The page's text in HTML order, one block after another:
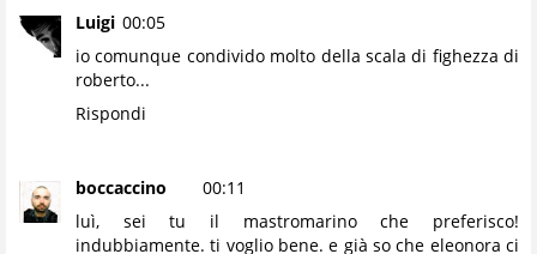
Luigi 00:05
io comunque condivido molto della scala di fighezza di
roberto...
Rispondi
boccaccino
00:11
luì, sei tu il mastromarino che preferisco!
indubbiamente. ti voglio bene. e già so che eleonora ci